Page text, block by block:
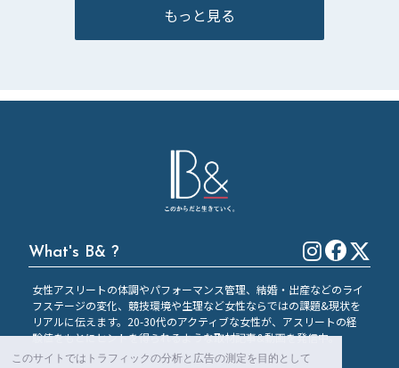
このサイトではトラフィックの分析と広告の測定を目的として
もっと見る
What's B& ?
女性アスリートの体調やパフォーマンス管理、結婚・出産などのライ
フステージの変化、競技環境や生理など女性ならではの課題&現状を
リアルに伝えます。20-30代のアクティブな女性が、アスリートの経
験値をもとにヒントを得られるような取材記事&動画を発信中。